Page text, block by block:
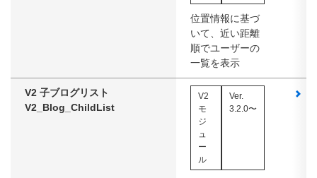
位置情報に基づ
いて、近い距離
順でユーザーの
一覧を表示
V2 子ブログリスト
V2_Blog_ChildList
V2
モ
ジ
ュ
ー
ル
Ver.
3.2.0〜